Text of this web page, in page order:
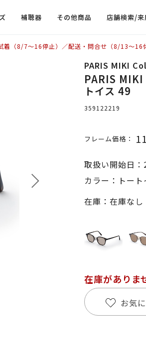
補聴器 その他商品 店舗検索/
着（8/7〜16停止）／配送・問合せ（8/13〜16
PARIS MIKI
PARIS
トイス 49
359122219
フレーム価格：
取扱い開始日
カラー：トー
在庫：在庫なし
在庫がありま
お気